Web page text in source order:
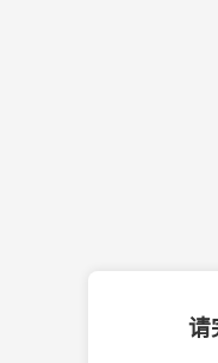
请